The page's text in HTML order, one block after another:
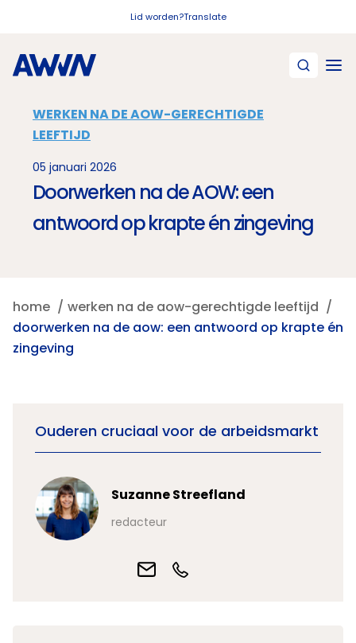
Lid worden?Translate
WERKEN NA DE AOW-GERECHTIGDE
LEEFTIJD
05 januari 2026
Doorwerken na de AOW: een
antwoord op krapte én zingeving
home
werken na de aow-gerechtigde leeftijd
doorwerken na de aow: een antwoord op krapte én
zingeving
Ouderen cruciaal voor de arbeidsmarkt
Suzanne Streefland
redacteur